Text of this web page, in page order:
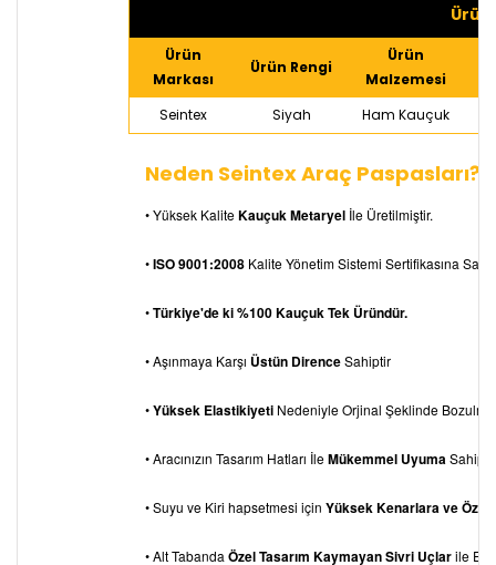
Ürün
Markası
Ürün Rengi
Ürün
Malzemesi
Seintex Siyah Ham Kauçuk
Neden Seintex Araç Paspasları?
• Yüksek KaliteKauçuk Metaryel İle Üretilmiştir.
•ISO 9001:2008 Kalite Yönetim Sistemi Sertifikasına
•Türkiye'de ki %100 Kauçuk Tek Üründür.
• Aşınmaya Karşı Üstün DirenceSahiptir
•Yüksek Elastikiyeti Nedeniyle Orjinal Şeklinde
• Aracınızın Tasarım Hatları İleMükemmel UyumaSahiptir
• Suyu ve Kiri hapsetmesi için Yüksek Kenarlara ve Özel
• Alt Tabanda Özel Tasarım Kaymayan Sivri Uçlarile